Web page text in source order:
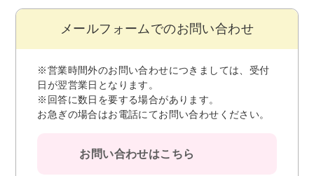
メールフォームでのお問い合わせ
※営業時間外のお問い合わせにつきましては、受付
日が翌営業日となります。
※回答に数日を要する場合があります。
お急ぎの場合はお電話にてお問い合わせください。
お問い合わせはこちら